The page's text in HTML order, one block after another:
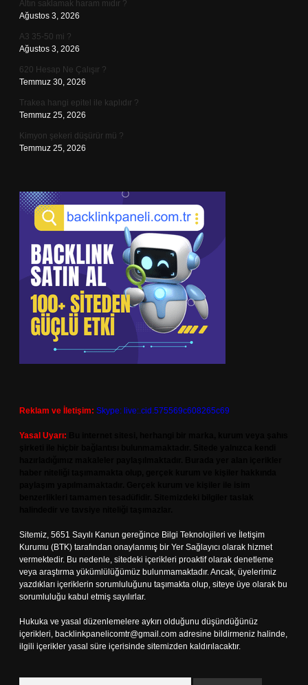
Altın saklamak haram mıdır ?
Ağustos 3, 2026
A3 35-50 mi ?
Ağustos 3, 2026
620 Hesap Ne Çalışır ?
Temmuz 30, 2026
Trakea hangi epitel ile kaplıdır ?
Temmuz 25, 2026
Kimyon şekeri düşürür mü ?
Temmuz 25, 2026
Reklam ve İletişim: Skype: live:.cid.575569c608265c69
Yasal Uyarı:
Sitemiz, 5651 Sayılı Kanun gereğince Bilgi Teknolojileri ve İletişim
Kurumu (BTK) tarafından onaylanmış bir Yer Sağlayıcı olarak hizmet
vermektedir. Bu nedenle, sitedeki içerikleri proaktif olarak denetleme
veya araştırma yükümlülüğümüz bulunmamaktadır. Ancak, üyelerimiz
yazdıkları içeriklerin sorumluluğunu taşımakta olup, siteye üye olarak bu
sorumluluğu kabul etmiş sayılırlar.
Hukuka ve yasal düzenlemelere aykırı olduğunu düşündüğünüz
içerikleri, backlinkpanelicomtr@gmail.com adresine bildirmeniz halinde,
ilgili içerikler yasal süre içerisinde sitemizden kaldırılacaktır.